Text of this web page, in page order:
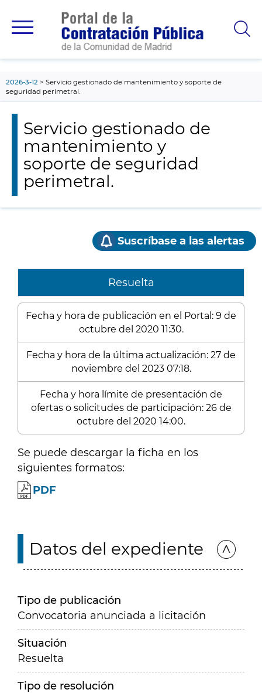
principal
2026-3-12
Servicio gestionado de mantenimiento y soporte de
seguridad perimetral.
Servicio gestionado de
mantenimiento y
soporte de seguridad
perimetral.
Suscríbase a las alertas
Resuelta
Fecha y hora de publicación en el Portal: 9 de
octubre del 2020 11:30.
Fecha y hora de la última actualización: 27 de
noviembre del 2023 07:18.
Fecha y hora límite de presentación de
ofertas o solicitudes de participación: 26 de
octubre del 2020 14:00.
Se puede descargar la ficha en los
siguientes formatos:
PDF
Datos del expediente
Tipo de publicación
Convocatoria anunciada a licitación
Situación
Resuelta
Tipo de resolución